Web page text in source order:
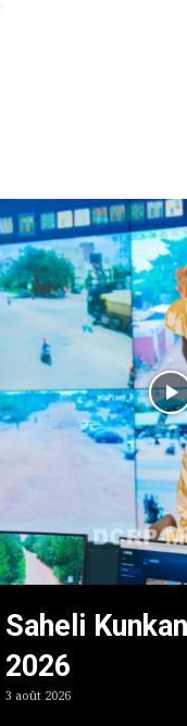
Saheli
2026
3 août 2026